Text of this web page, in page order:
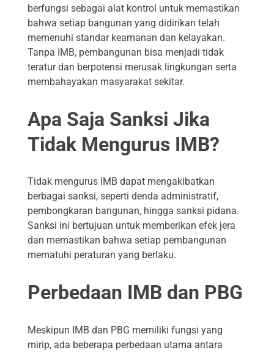
berfungsi sebagai alat kontrol untuk memastikan
bahwa setiap bangunan yang didirikan telah
memenuhi standar keamanan dan kelayakan.
Tanpa IMB, pembangunan bisa menjadi tidak
teratur dan berpotensi merusak lingkungan serta
membahayakan masyarakat sekitar.
Apa Saja Sanksi Jika
Tidak Mengurus IMB?
Tidak mengurus IMB dapat mengakibatkan
berbagai sanksi, seperti denda administratif,
pembongkaran bangunan, hingga sanksi pidana.
Sanksi ini bertujuan untuk memberikan efek jera
dan memastikan bahwa setiap pembangunan
mematuhi peraturan yang berlaku.
Perbedaan IMB dan PBG
Meskipun IMB dan PBG memiliki fungsi yang
mirip, ada beberapa perbedaan utama antara